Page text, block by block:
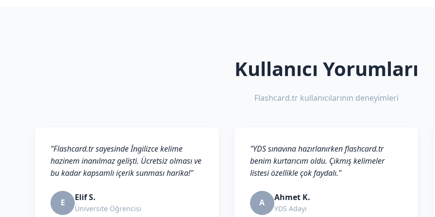
Kullanıcı Yorumları
Flashcard.tr kullanıcılarının deneyimleri
"Flashcard.tr sayesinde İngilizce kelime
hazinem inanılmaz gelişti. Ücretsiz olması ve
bu kadar kapsamlı içerik sunması harika!"
E Elif S.
Üniversite Öğrencisi
"YDS sınavına hazırlanırken flashcard.tr
benim kurtarıcım oldu. Çıkmış kelimeler
listesi özellikle çok faydalı."
A Ahmet K.
YDS Adayı